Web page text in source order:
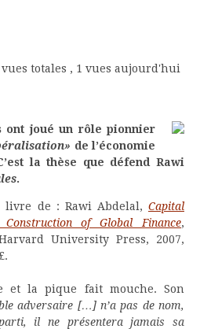
vues totales , 1 vues aujourd'hui
ont joué un rôle pionnier
de l’économie
la thèse que défend Rawi
.
livre de : Rawi Abdelal, Capital
of Global Finance,
University Press, 2007,
et la pique fait mouche. Son
adversaire […] n’a pas de nom,
il ne présentera jamais sa